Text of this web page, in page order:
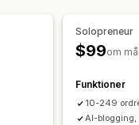
Historisk analyse
Analyser
Solopreneur
$99om
Funktioner
10-249
AI-